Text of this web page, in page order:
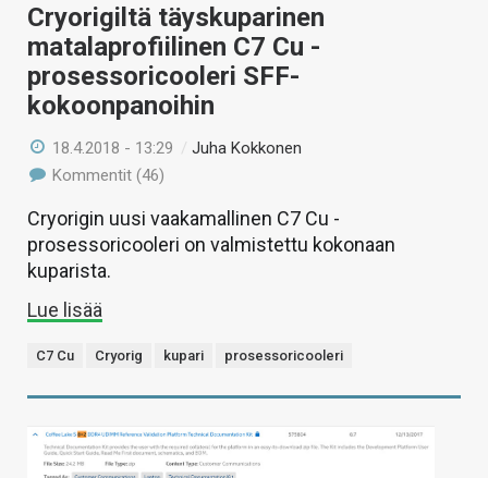
Cryorigiltä täyskuparinen
matalaprofiilinen C7 Cu -
prosessoricooleri SFF-
kokoonpanoihin
18.4.2018 - 13:29 /Juha Kokkonen
Kommentit (46)
Cryorigin uusi vaakamallinen C7 Cu -
prosessoricooleri on valmistettu kokonaan
kuparista.
Lue lisää
C7 Cu Cryorig kupari prosessoricooleri